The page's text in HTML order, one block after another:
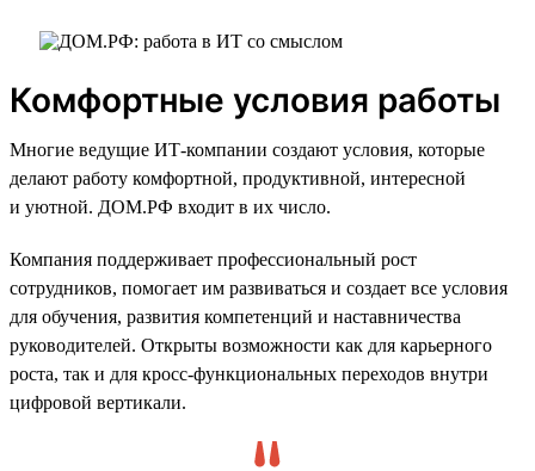
Комфортные условия работы
Многие ведущие ИТ-компании создают условия, которые
делают работу комфортной, продуктивной, интересной
и уютной. ДОМ.РФ входит в их число.
Компания поддерживает профессиональный рост
сотрудников, помогает им развиваться и создает все условия
для обучения, развития компетенций и наставничества
руководителей. Открыты возможности как для карьерного
роста, так и для кросс-функциональных переходов внутри
цифровой вертикали.